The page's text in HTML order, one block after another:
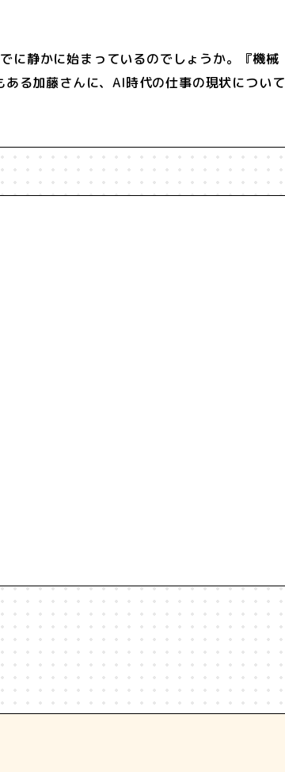
に静かに始まっているのでしょうか。『機械
る加藤さんに、AI時代の仕事の現状について